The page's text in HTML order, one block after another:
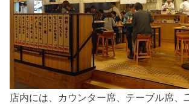
店内には、カウンター席、テーブル席、